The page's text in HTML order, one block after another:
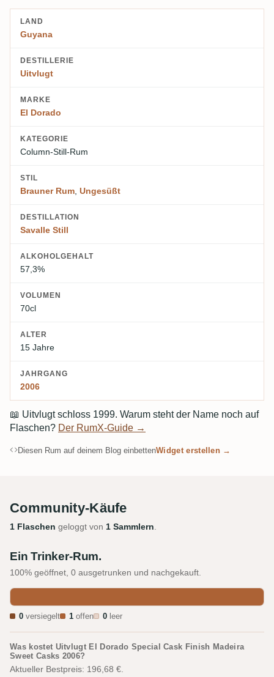
LAND
Guyana
DESTILLERIE
Uitvlugt
MARKE
El Dorado
KATEGORIE
Column-Still-Rum
STIL
Brauner Rum, Ungesüßt
DESTILLATION
Savalle Still
ALKOHOLGEHALT
57,3%
VOLUMEN
70cl
ALTER
15 Jahre
JAHRGANG
2006
📖 Uitvlugt schloss 1999. Warum steht der Name noch auf
Flaschen? Der RumX-Guide →
Diesen Rum auf deinem Blog einbettenWidget erstellen →
Community-Käufe
1 Flaschen geloggt von 1 Sammlern.
Ein Trinker-Rum.
100% geöffnet, 0 ausgetrunken und nachgekauft.
0 versiegelt 1 offen 0 leer
Was kostet Uitvlugt El Dorado Special Cask Finish Madeira
Sweet Casks 2006?
Aktueller Bestpreis: 196,68 €.